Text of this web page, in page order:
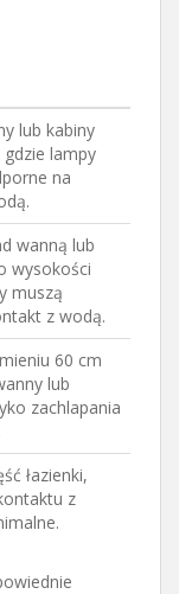
lub kabiny
lampy
na
wanną lub
wysokości
muszą
z wodą.
60 cm
lub
zachlapania
łazienki,
z